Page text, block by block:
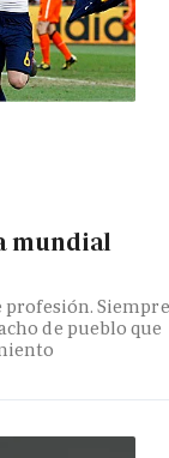
mundial
profesión. Siempre
de pueblo que